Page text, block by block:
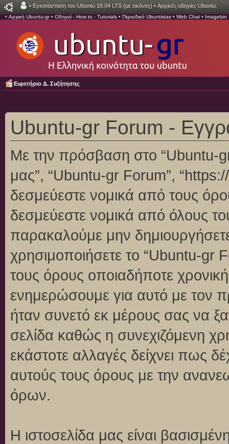
• Εγκατάσταση του Ubuntu 18.04 LTS (με εικόνες) • Αρχικές οδηγίες Ubuntu.
• Αρχική Ubuntu-gr• Οδηγοί - How to - Tutorials • Περιοδικό Ubuntistas • Web Chat • Imagebin
Ευρετήριο Δ. Συζήτησης
Ubuntu-gr Forum -
Με την πρόσβαση στο “Ubuntu-gr
μας”, “Ubuntu-gr Forum”,
δεσμεύεστε νομικά από τους
δεσμεύεστε νομικά από όλους
παρακαλούμε μην
χρησιμοποιήσετε το “Ubuntu-gr
τους όρους οποιαδήποτε
ενημερώσουμε για αυτό με τον
ήταν συνετό εκ μέρους σας να
σελίδα καθώς η συνεχιζόμενη
εκάστοτε αλλαγές δείχνει πως
αυτούς τους όρους με την
όρων.
Η ιστοσελίδα μας είναι